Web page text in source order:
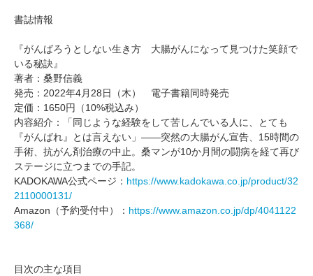
書誌情報
『がんばろうとしない生き方 大腸がんになって見つけた笑顔で
いる秘訣』
著者：桑野信義
発売：2022年4月28日（木） 電子書籍同時発売
定価：1650円（10%税込み）
内容紹介：「同じような経験をして苦しんでいる人に、とても
『がんばれ』とは言えない」――突然の大腸がん宣告、15時間の
手術、抗がん剤治療の中止。桑マンが10か月間の闘病を経て再び
ステージに立つまでの手記。
KADOKAWA公式ページ： https://www.kadokawa.co.jp/product/32
2110000131/
Amazon（予約受付中）： https://www.amazon.co.jp/dp/4041122
368/
目次の主な項目